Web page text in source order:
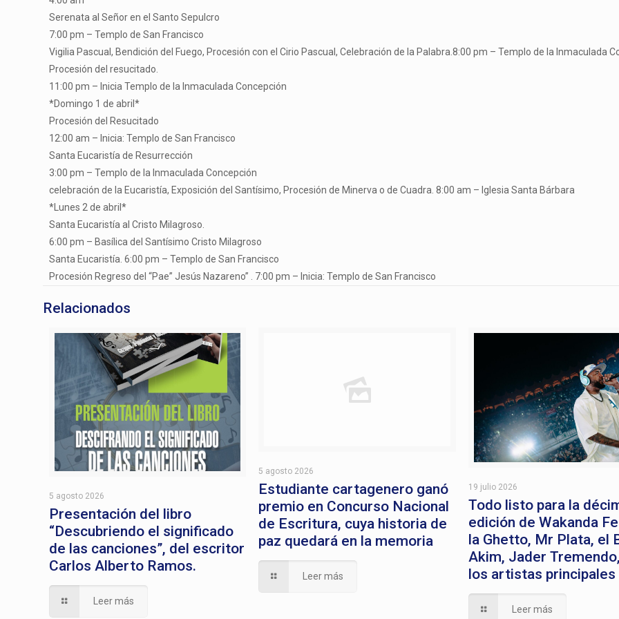
Serenata al Señor en el Santo Sepulcro
7:00 pm – Templo de San Francisco
Vigilia Pascual, Bendición del Fuego, Procesión con el Cirio Pascual, Celebración de la Palabra.8:00 pm – Templo de la Inmaculada
Procesión del resucitado.
11:00 pm – Inicia Templo de la Inmaculada Concepción
*Domingo 1 de abril*
Procesión del Resucitado
12:00 am – Inicia: Templo de San Francisco
Santa Eucaristía de Resurrección
3:00 pm – Templo de la Inmaculada Concepción
celebración de la Eucaristía, Exposición del Santísimo, Procesión de Minerva o de Cuadra. 8:00 am – Iglesia Santa Bárbara
*Lunes 2 de abril*
Santa Eucaristía al Cristo Milagroso.
6:00 pm – Basílica del Santísimo Cristo Milagroso
Santa Eucaristía. 6:00 pm – Templo de San Francisco
Procesión Regreso del “Pae” Jesús Nazareno” . 7:00 pm – Inicia: Templo de San Francisco
Relacionados
5 agosto 2026
Presentación del libro
“Descubriendo el significado
de las canciones”, del escritor
Carlos Alberto Ramos.
Leer más
5 agosto 2026
Estudiante cartagenero ganó
premio en Concurso Nacional
de Escritura, cuya historia de
paz quedará en la memoria
Leer más
19 julio 2026
Todo listo para la
edición de Wakanda
la Ghetto, Mr Plata, el
Akim, Jader
los artistas principales
Leer más